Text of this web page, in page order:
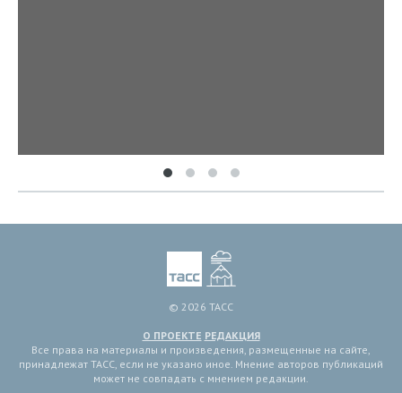
© 2026 ТАСС
О ПРОЕКТЕ РЕДАКЦИЯ
Все права на материалы и произведения, размещенные на сайте,
принадлежат ТАСС, если не указано иное. Мнение авторов публикаций
может не совпадать с мнением редакции.